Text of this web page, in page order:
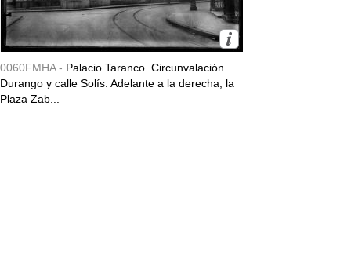
0060FMHA - Palacio Taranco. Circunvalación
Durango y calle Solís. Adelante a la derecha, la
Plaza Zab...